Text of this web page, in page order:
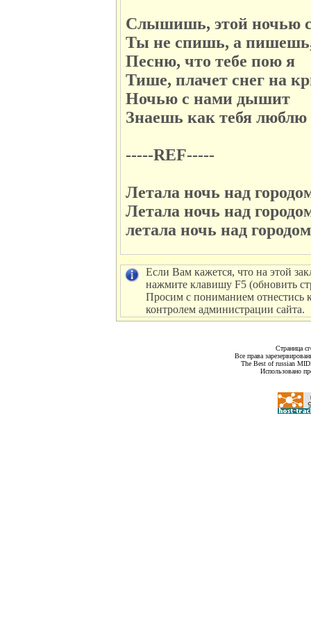
Слышишь, этой ночью
Ты не спишь, а
Песню, что тебе пою я
Тише, плачет снег на
Ночью с нами дышит
Знаешь как тебя люблю
-----REF-----
Летала ночь над
Летала ночь над
летала ночь над
Если Вам кажется, что на этой
нажмите клавишу F5 (обновить
Просим с пониманием отнестись
контролем администрации сайта.
Страница
Все права
The Best of russian
Использовано